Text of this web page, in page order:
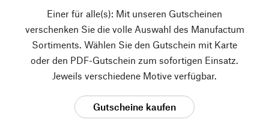
Einer für alle(s): Mit unseren Gutscheinen
verschenken Sie die volle Auswahl des Manufactum
Sortiments. Wählen Sie den Gutschein mit Karte
oder den PDF-Gutschein zum sofortigen Einsatz.
Jeweils verschiedene Motive verfügbar.
Gutscheine kaufen